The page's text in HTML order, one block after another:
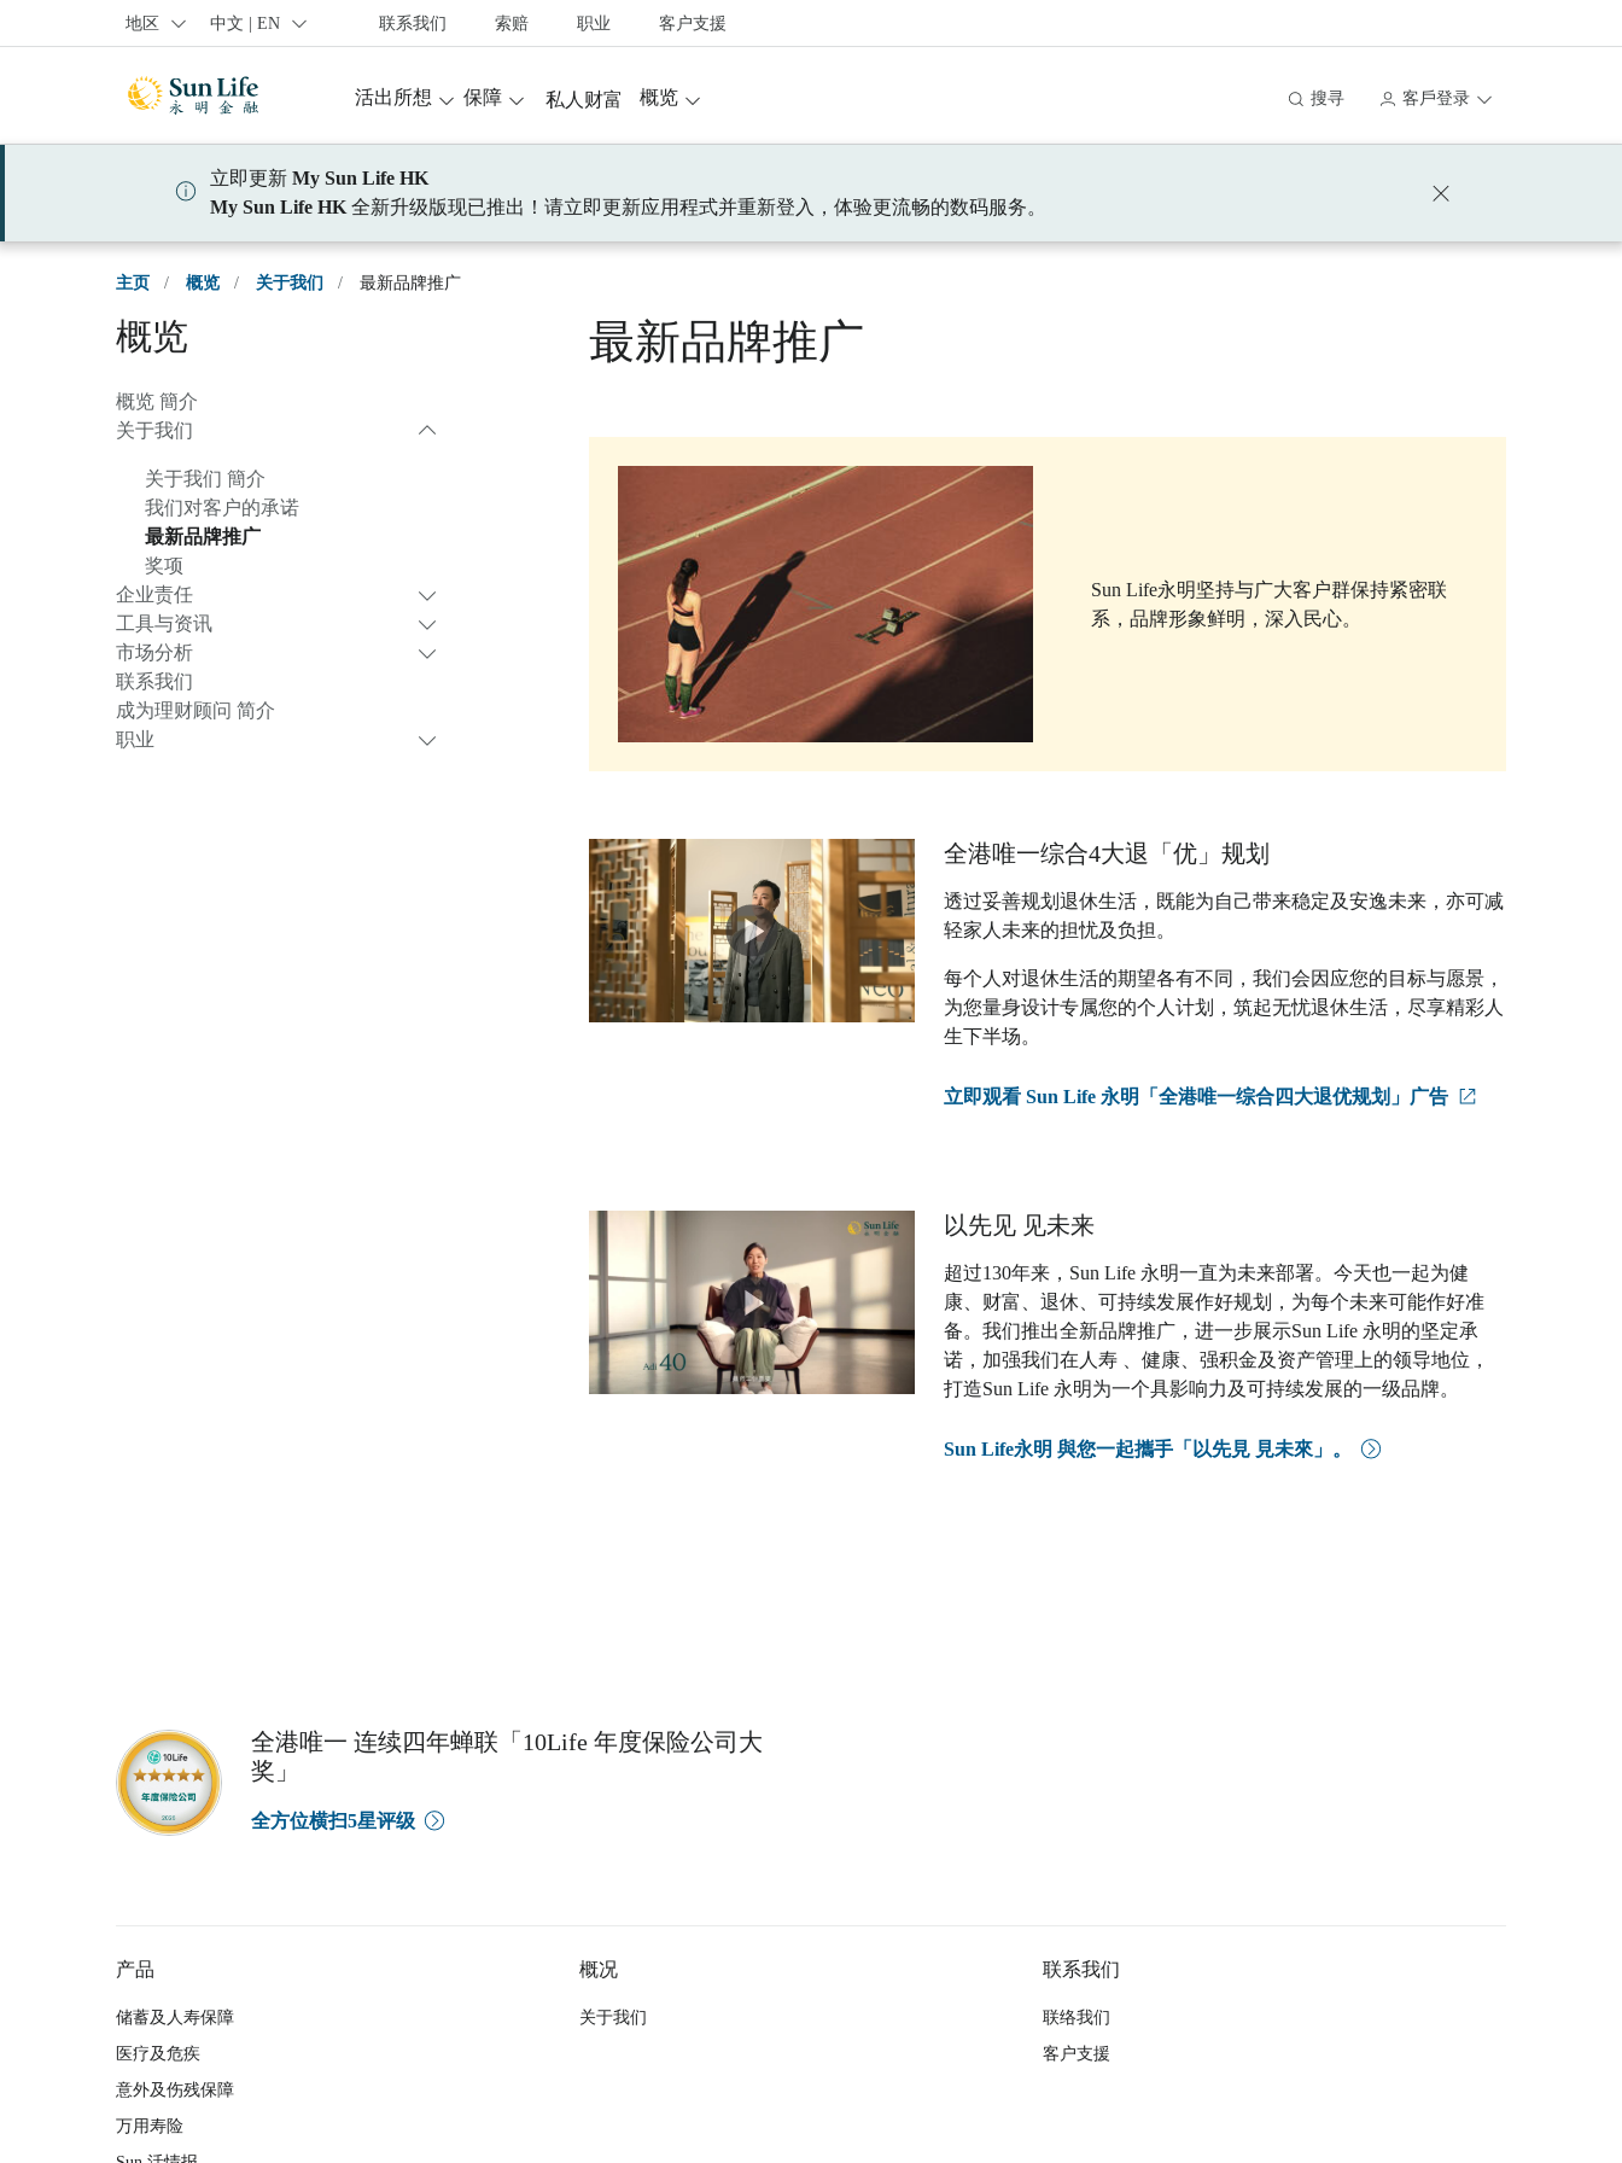
跳到登入頁面
跳到主要內容
跳到頁腳
地区 中文 | EN 联系我们 索赔 职业 客户支援
活出所想 保障 私人财富 概览 搜寻 客戶登录
立即更新 My Sun Life HK
My Sun Life HK 全新升级版现已推出！请立即更新应用程式并重新登入，体验更流畅的数码服务。
主页 / 概览 / 关于我们 / 最新品牌推广
概览
概览 簡介
关于我们
关于我们 簡介
我们对客户的承诺
最新品牌推广
奖项
企业责任
工具与资讯
市场分析
联系我们
成为理财顾问 简介
职业
最新品牌推广
Sun Life永明坚持与广大客户群保持紧密联
系，品牌形象鲜明，深入民心。
全港唯一综合4大退「优」规划
透过妥善规划退休生活，既能为自己带来稳定及安逸未来，亦可减
轻家人未来的担忧及负担。
每个人对退休生活的期望各有不同，我们会因应您的目标与愿景，
为您量身设计专属您的个人计划，筑起无忧退休生活，尽享精彩人
生下半场。​
立即观看 Sun Life 永明「全港唯一综合四大退优规划」广告
以先见 见未来
超过130年来，Sun Life 永明一直为未来部署。今天也一起为健
康、财富、退休、可持续发展作好规划，为每个未来可能作好准
备。我们推出全新品牌推广，进一步展示Sun Life 永明的坚定承
诺，加强我们在人寿 、健康、强积金及资产管理上的领导地位，
打造Sun Life 永明为一个具影响力及可持续发展的一级品牌。
Sun Life永明 與您一起攜手「以先見 見未來」。
全港唯一 连续四年蝉联「10Life 年度保险公司大
奖」
全方位横扫5星评级
产品
储蓄及人寿保障
医疗及危疾
意外及伤残保障
万用寿险
概况
关于我们
联系我们
联络我们
客户支援